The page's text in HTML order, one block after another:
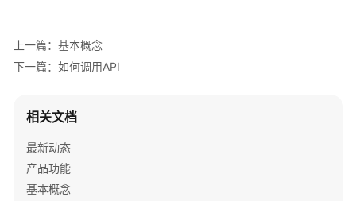
API
使
前
必
上一篇：基本概念
下一篇：如何调用API
相关文档
最新动态
产品功能
基本概念